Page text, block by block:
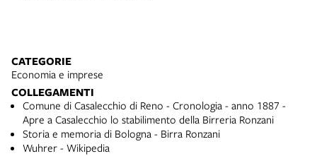
CATEGORIE
Economia e imprese
COLLEGAMENTI
Comune di Casalecchio di Reno - Cronologia - anno 1887 -
Apre a Casalecchio lo stabilimento della Birreria Ronzani
Storia e memoria di Bologna - Birra Ronzani
Wuhrer - Wikipedia